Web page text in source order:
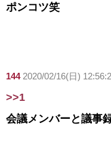
ポンコツ笑
144 2020/02/16(日)
>>1
会議メンバーと議事